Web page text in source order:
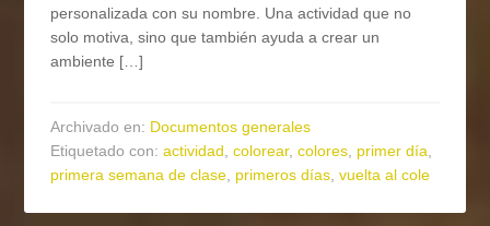
personalizada con su nombre. Una actividad que no
solo motiva, sino que también ayuda a crear un
ambiente […]
Archivado en: Documentos generales
Etiquetado con:actividad,colorear,colores, primer día,
primera semana de clase, primeros días,vuelta al cole